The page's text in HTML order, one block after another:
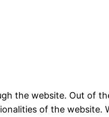
the website. Out of
of the website.